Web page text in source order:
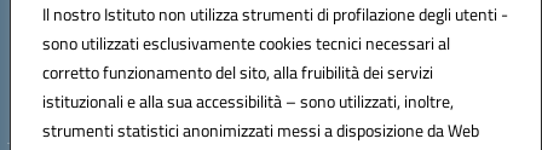
Il nostro Istituto non utilizza strumenti di profilazione degli utenti -
sono utilizzati esclusivamente cookies tecnici necessari al
corretto funzionamento del sito, alla fruibilità dei servizi
istituzionali e alla sua accessibilità – sono utilizzati, inoltre,
strumenti statistici anonimizzati messi a disposizione da Web
Codice fiscale: 93071630714
Codice meccanografico:
FGPS210002
Codice unico di fatturazione (CUF): UF7W9K